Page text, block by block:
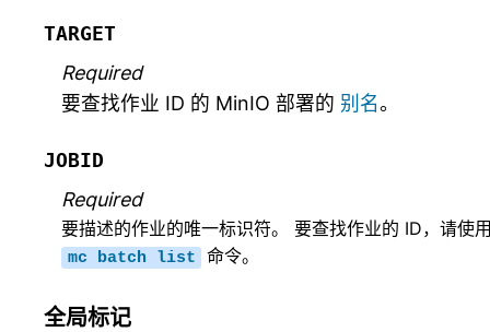
TARGET
Required
要查找作业 ID 的 MinIO 部署的 别名。
JOBID
Required
要描述的作业的唯一标识符。 要查找作业的 ID，请使
mc batch list 命令。
全局标记